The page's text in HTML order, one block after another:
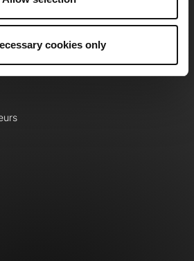
cookies only